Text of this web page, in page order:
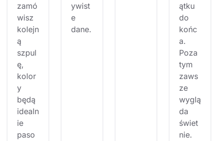
zamó
wisz
kolejn
ą
szpul
ę,
kolor
y
będą
idealn
ie
paso
ywist
e
dane.
ątku
do
końc
a.
Poza
tym
zaws
ze
wyglą
da
świet
nie.